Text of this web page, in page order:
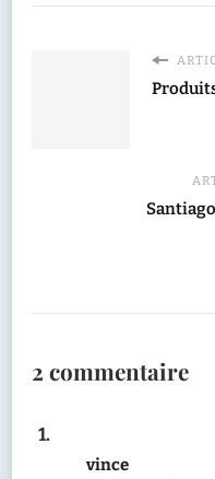
2 commentaire
vince